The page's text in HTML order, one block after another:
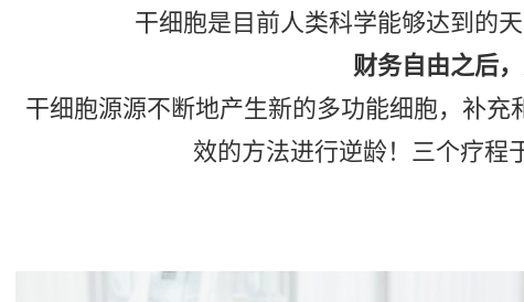
干细胞是目前人类科学能够达到的
财务自由之后
干细胞源源不断地产生新的多功能细胞，补
效的方法进行逆龄！三个疗程